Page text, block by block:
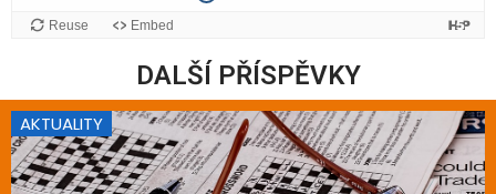
DALŠÍ PŘÍSPĚVKY
AKTUALITY